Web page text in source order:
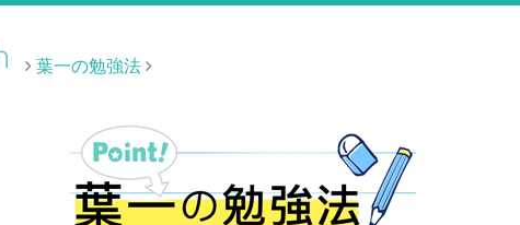
葉一の勉強法